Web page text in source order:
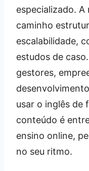
especializado. A
caminho
escalabilidade,
estudos de
gestores,
usar o inglês de
conteúdo é
ensino online,
no seu ritmo.